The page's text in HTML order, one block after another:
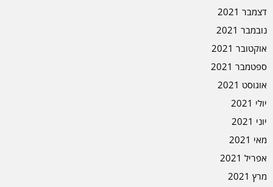
דצמבר 2021
נובמבר 2021
אוקטובר 2021
ספטמבר 2021
אוגוסט 2021
יולי 2021
יוני 2021
מאי 2021
אפריל 2021
מרץ 2021